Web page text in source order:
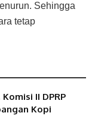
Sehingga
tetap
II DPRP
Kopi